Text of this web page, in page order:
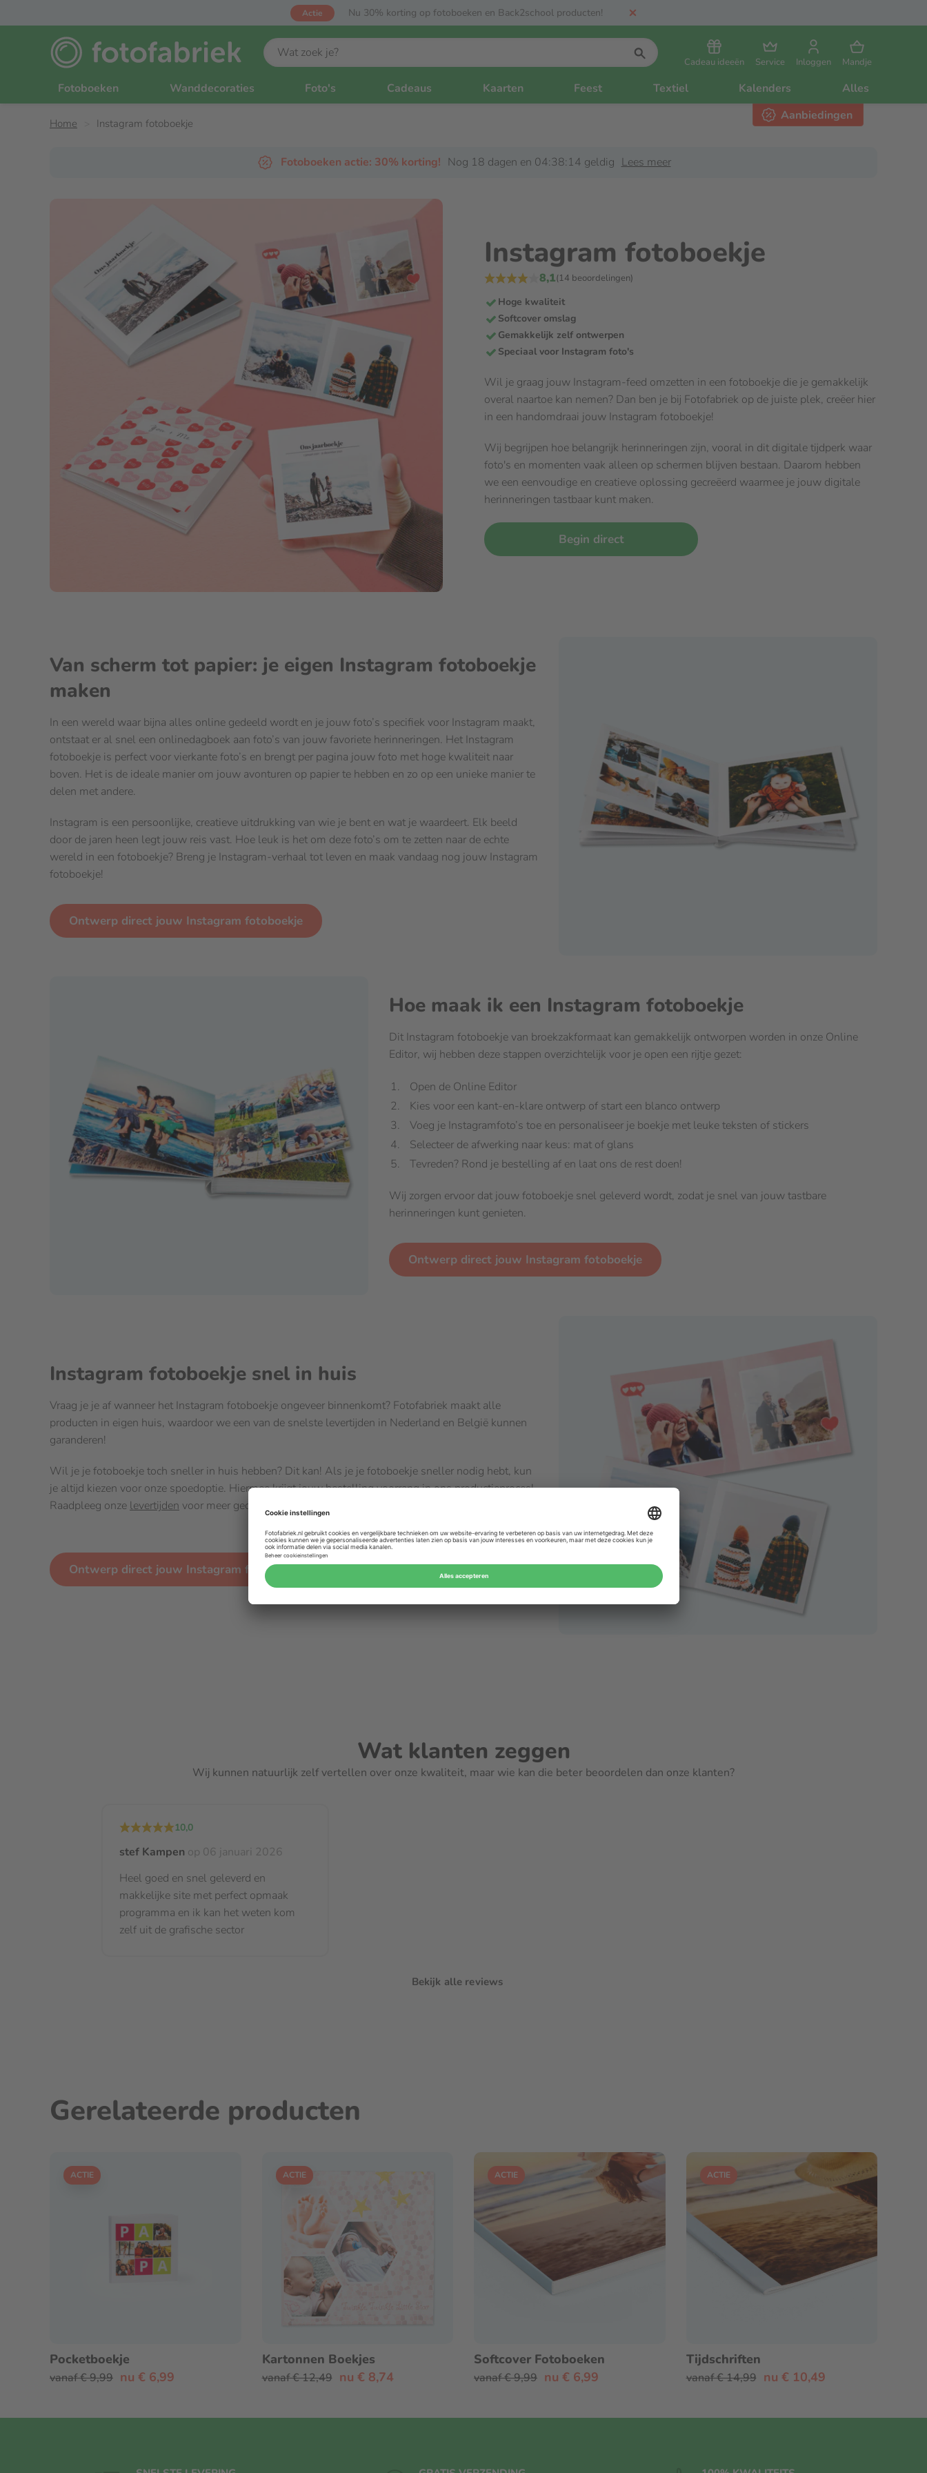
Actie Nu 30% korting op fotoboeken en Back2school producten!
Cadeau ideeën Service Inloggen Mandje
Fotoboeken Wanddecoraties Foto's Cadeaus Kaarten Feest Textiel Kalenders
Alles
Aanbiedingen
Home Instagram fotoboekje
Fotoboeken actie: 30% korting! Nog 18 dagen en 04:38:13 geldig Lees meer
Instagram fotoboekje
8,1(14 beoordelingen)
Hoge kwaliteit
Softcover omslag
Gemakkelijk zelf ontwerpen
Speciaal voor Instagram foto's
Wil je graag jouw Instagram-feed omzetten in een fotoboekje die je gemakkelijk
overal naartoe kan nemen? Dan ben je bij Fotofabriek op de juiste plek, creëer hier
in een handomdraai jouw Instagram fotoboekje!
Wij begrijpen hoe belangrijk herinneringen zijn, vooral in dit digitale tijdperk waar
foto's en momenten vaak alleen op schermen blijven bestaan. Daarom hebben
we een eenvoudige en creatieve oplossing gecreëerd waarmee je jouw digitale
herinneringen tastbaar kunt maken.
Begin direct
Van scherm tot papier: je eigen Instagram fotoboekje
maken
In een wereld waar bijna alles online gedeeld wordt en je jouw foto’s specifiek voor Instagram maakt,
ontstaat er al snel een onlinedagboek aan foto’s van jouw favoriete herinneringen. Het Instagram
fotoboekje is perfect voor vierkante foto’s en brengt per pagina jouw foto met hoge kwaliteit naar
boven. Het is de ideale manier om jouw avonturen op papier te hebben en zo op een unieke manier te
delen met andere.
Instagram is een persoonlijke, creatieve uitdrukking van wie je bent en wat je waardeert. Elk beeld
door de jaren heen legt jouw reis vast. Hoe leuk is het om deze foto’s om te zetten naar de echte
wereld in een fotoboekje? Breng je Instagram-verhaal tot leven en maak vandaag nog jouw Instagram
fotoboekje!
Ontwerp direct jouw Instagram fotoboekje
Hoe maak ik een Instagram fotoboekje
Dit Instagram fotoboekje van broekzakformaat kan gemakkelijk ontworpen worden in onze Online
Editor, wij hebben deze stappen overzichtelijk voor je open een rijtje gezet:
Open de Online Editor
Kies voor een kant-en-klare ontwerp of start een blanco ontwerp
Voeg je Instagramfoto’s toe en personaliseer je boekje met leuke teksten of stickers
Selecteer de afwerking naar keus: mat of glans
Tevreden? Rond je bestelling af en laat ons de rest doen!
Wij zorgen ervoor dat jouw fotoboekje snel geleverd wordt, zodat je snel van jouw tastbare
herinneringen kunt genieten.
Ontwerp direct jouw Instagram fotoboekje
Instagram fotoboekje snel in huis
Vraag je je af wanneer het Instagram fotoboekje ongeveer binnenkomt? Fotofabriek maakt alle
producten in eigen huis, waardoor we een van de snelste levertijden in Nederland en België kunnen
garanderen!
Wil je je fotoboekje toch sneller in huis hebben? Dit kan! Als je je fotoboekje sneller nodig hebt, kun
je altijd kiezen voor onze spoedoptie. Hiermee krijgt jouw bestelling voorrang in ons productieproces!
Raadpleeg onze levertijden voor meer gedetailleerde informatie.
Ontwerp direct jouw Instagram fotoboekje
Wat klanten zeggen
Wij kunnen natuurlijk zelf vertellen over onze kwaliteit, maar wie kan die beter beoordelen dan onze klanten?
10,0
stef Kampen op 06 januari 2026
Heel goed en snel geleverd en
makkelijke site met perfect opmaak
programma en ik kan het weten kom
zelf uit de grafische sector
Bekijk alle reviews
Gerelateerde producten
ACTIE
Pocketboekje
vanaf € 9,99 nu € 6,99
ACTIE
Kartonnen Boekjes
vanaf € 12,49 nu € 8,74
ACTIE
Softcover Fotoboeken
vanaf € 9,99 nu € 6,99
ACTIE
Tijdschriften
vanaf € 14,99 nu € 10,49